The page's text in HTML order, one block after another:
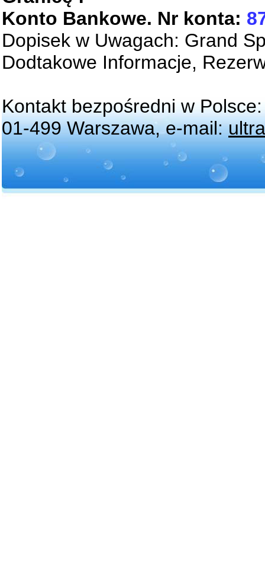
Konto Bankowe. Nr konta:
Dopisek w Uwagach: Grand
Dodtakowe Informacje,
Kontakt bezpośredni w Polsce:
01-499 Warszawa,e-mail: